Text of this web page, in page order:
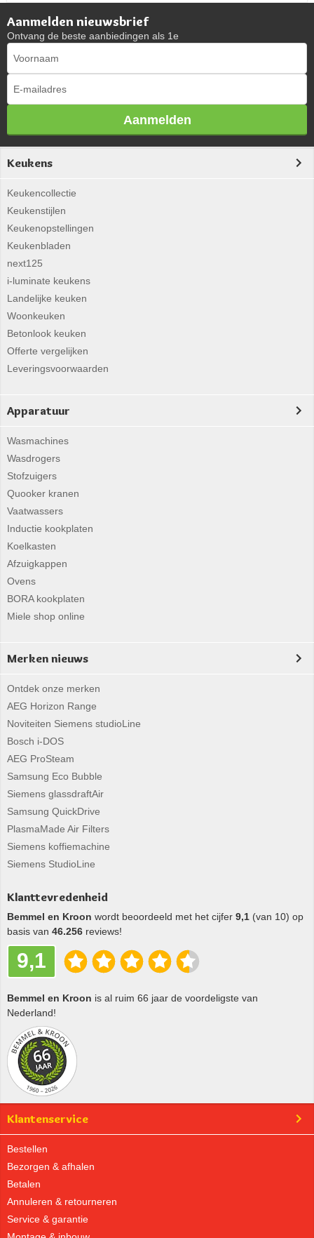
Aanmelden nieuwsbrief
Ontvang de beste aanbiedingen als 1e
Aanmelden
Keukens
Keukencollectie
Keukenstijlen
Keukenopstellingen
Keukenbladen
next125
i-luminate keukens
Landelijke keuken
Woonkeuken
Betonlook keuken
Offerte vergelijken
Leveringsvoorwaarden
Apparatuur
Wasmachines
Wasdrogers
Stofzuigers
Quooker kranen
Vaatwassers
Inductie kookplaten
Koelkasten
Afzuigkappen
Ovens
BORA kookplaten
Miele shop online
Merken nieuws
Ontdek onze merken
AEG Horizon Range
Noviteiten Siemens studioLine
Bosch i-DOS
AEG ProSteam
Samsung Eco Bubble
Siemens glassdraftAir
Samsung QuickDrive
PlasmaMade Air Filters
Siemens koffiemachine
Siemens StudioLine
Klanttevredenheid
Bemmel en Kroon wordt beoordeeld met het cijfer 9,1 (van 10) op
basis van 46.256 reviews!
9,1
Bemmel en Kroon is al ruim 66 jaar de voordeligste van
Nederland!
Klantenservice
Bestellen
Bezorgen & afhalen
Betalen
Annuleren & retourneren
Service & garantie